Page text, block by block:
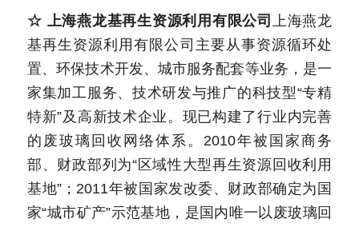
☆ 上海燕龙基再生资源利用有限公司
上海燕龙
基再生资源利用有限公司主要从事资源循环处
置、环保技术开发、城市服务配套等业务，是一
家集加工服务、技术研发与推广的科技型“专精
特新”及高新技术企业。现已构建了行业内完善
的废玻璃回收网络体系。2010年被国家商务
部、财政部列为“区域性大型再生资源回收利用
基地”；2011年被国家发改委、财政部确定为国
家“城市矿产”示范基地，是国内唯一以废玻璃回